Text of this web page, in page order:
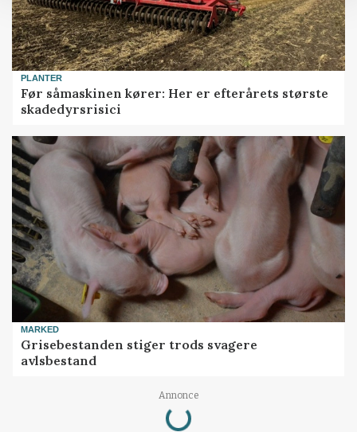
PLANTER
Før såmaskinen kører: Her er efterårets største
skadedyrsrisici
MARKED
Grisebestanden stiger trods svagere
avlsbestand
Annonce
Loading...